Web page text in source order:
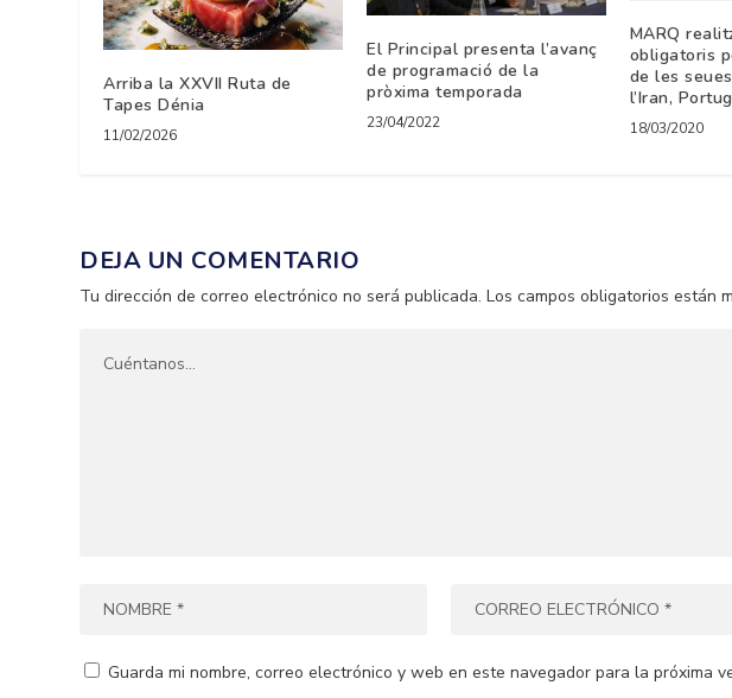
Arriba la XXVII Ruta de
Tapes Dénia
11/02/2026
El Principal presenta l’avanç
de programació de la
pròxima temporada
23/04/2022
MARQ
obligatoris
de les
l’Iran,
18/03/2020
DEJA UN COMENTARIO
Tu dirección de correo electrónico no será publicada. Los campos obligatorios están
Guarda mi nombre, correo electrónico y web en este navegador para la próxima